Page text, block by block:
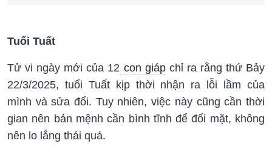
Tuổi Tuất
Tử vi ngày mới của 12 con giápchỉ ra rằng thứ Bảy
22/3/2025, tuổi Tuất kịp thời nhận ra lỗi lầm của
mình và sửa đổi. Tuy nhiên, việc này cũng cần thời
gian nên bản mệnh cần bình tĩnh để đối mặt, không
nên lo lắng thái quá.